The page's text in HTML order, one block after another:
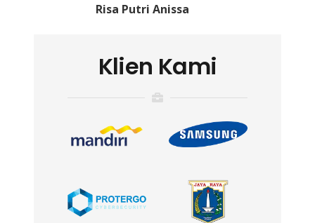
Risa Putri Anissa
Klien Kami